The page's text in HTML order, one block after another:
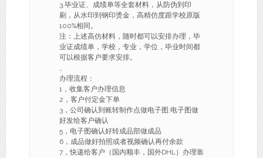
3.毕业证、成绩单等全套材料，从防伪到印
刷，从水印到钢印烫金，高精仿度跟学校原版
100%相同。
注：上述高仿材料，随时都可以安排办理，毕
业证成绩单，学校，专业，学位，毕业时间都
可以根据客户要求安排。
、
办理流程：
1，收集客户办理信息
2，客户付定金下单
3，公司确认到账转制作点做电子图;电子图做
好发给客户确认
5，电子图确认好转成品部做成品
6，成品做好拍照或者视频确认再付余款
7，快递给客户（国内顺丰，国外DHL）办理靠